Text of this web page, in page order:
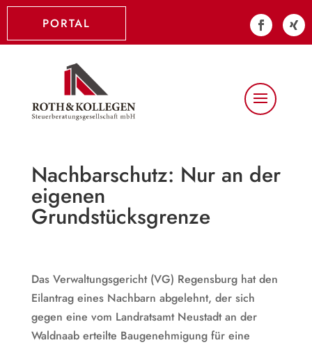
PORTAL
Nachbarschutz: Nur an der
eigenen
Grundstücksgrenze
Das Verwaltungsgericht (VG) Regensburg hat den
Eilantrag eines Nachbarn abgelehnt, der sich
gegen eine vom Landratsamt Neustadt an der
Waldnaab erteilte Baugenehmigung für eine